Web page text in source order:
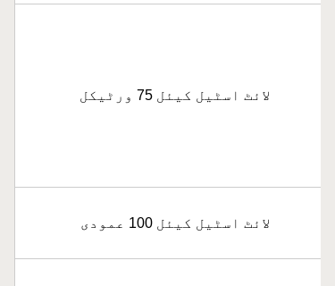
لائٹ اسٹیل کیئل 75 ورٹیکل
لائٹ اسٹیل کیئل 100 عمودی